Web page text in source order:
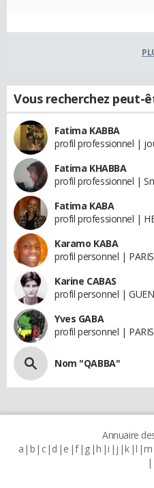
Vous recherchez peut-
Fatima KABBA
profil professionnel |
Fatima KHABBA
profil professionnel |
Fatima KABA
profil professionnel |
Karamo KABA
profil personnel | PARIS
Karine CABAS
profil personnel |
Yves GABA
profil personnel | PARIS
Nom "QABBA"
Annuaire
a b c d e f g h i j k l m